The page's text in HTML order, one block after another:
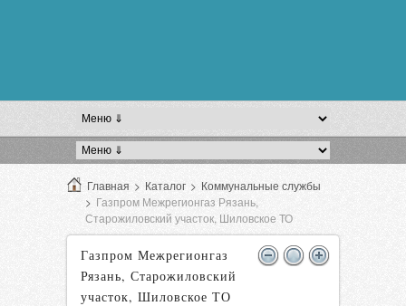
Главная > Каталог > Коммунальные службы
> Газпром Межрегионгаз Рязань,
Старожиловский участок, Шиловское ТО
Газпром Межрегионгаз
Рязань, Старожиловский
участок, Шиловское ТО